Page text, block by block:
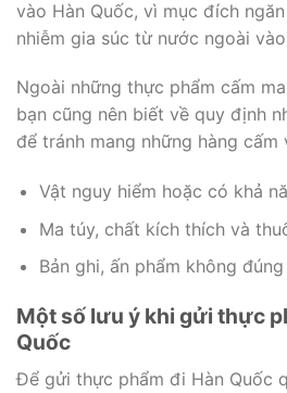
vào Hàn Quốc, vì mục đích
nhiễm gia súc từ nước ngoài
Ngoài những thực phẩm cấm
bạn cũng nên biết về quy định
để tránh mang những hàng cấm
Vật nguy hiểm hoặc có khả
Ma túy, chất kích thích và
Bản ghi, ấn phẩm không
Một số lưu ý khi gửi thực
Quốc
Để gửi thực phẩm đi Hàn Quốc